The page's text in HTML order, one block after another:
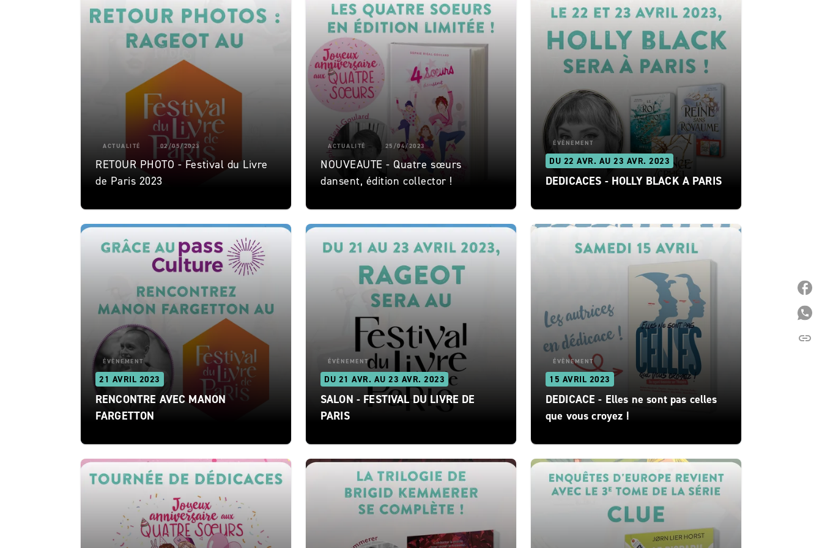
ACTUALITÉ 02/05/2023
RETOUR PHOTO - Festival du Livre
de Paris 2023
ACTUALITÉ 25/04/2023
NOUVEAUTE - Quatre sœurs
dansent, édition collector !
ÉVÈNEMENT
DU 22 AVR. AU 23 AVR. 2023
DEDICACES - HOLLY BLACK A PARIS
ÉVÈNEMENT
21 AVRIL 2023
RENCONTRE AVEC MANON
FARGETTON
ÉVÈNEMENT
DU 21 AVR. AU 23 AVR. 2023
SALON - FESTIVAL DU LIVRE DE
PARIS
ÉVÈNEMENT
15 AVRIL 2023
DEDICACE - Elles ne sont pas celles
que vous croyez !
link